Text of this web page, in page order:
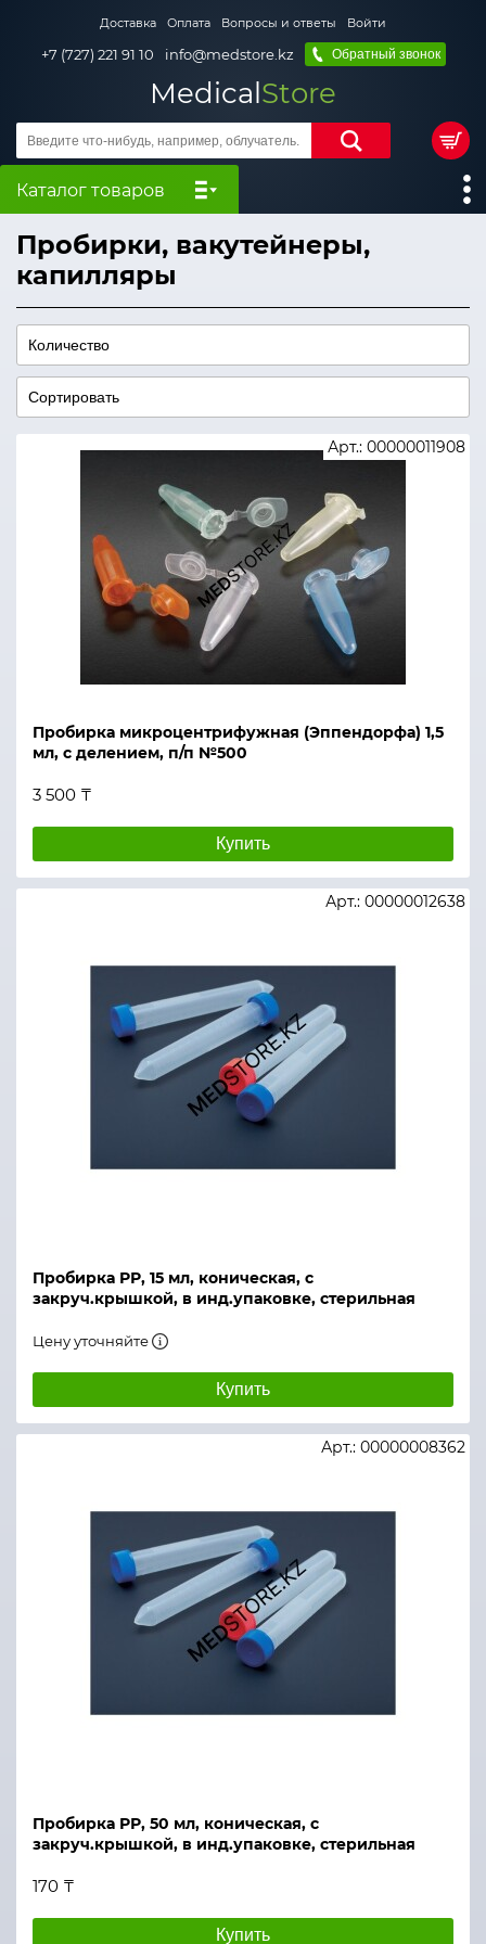
Доставка Оплата Вопросы и ответы Войти
+7 (727) 221 91 10 info@medstore.kz Обратный звонок
MedicalStore
Каталог товаров
Пробирки, вакутейнеры,
капилляры
Пробирка микроцентрифужная (Эппендорфа) 1,5
мл, с делением, п/п №500
Арт.: 00000011908
3 500 ₸
Купить
Пробирка РР, 15 мл, коническая, с
закруч.крышкой, в инд.упаковке, стерильная
Арт.: 00000012638
Цену уточняйте
Купить
Пробирка РР, 50 мл, коническая, с
закруч.крышкой, в инд.упаковке, стерильная
Арт.: 00000008362
170 ₸
Купить